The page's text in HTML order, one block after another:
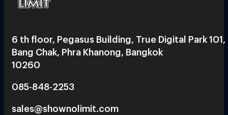
6 th floor, Pegasus Building, True Digital Park 101,
Bang Chak, Phra Khanong, Bangkok
10260
085-848-2253
sales@shownolimit.com